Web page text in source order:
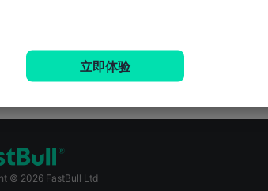
© 2026 FastBull Ltd
立即体验